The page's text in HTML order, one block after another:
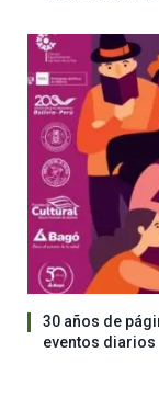
30 años de
eventos diarios